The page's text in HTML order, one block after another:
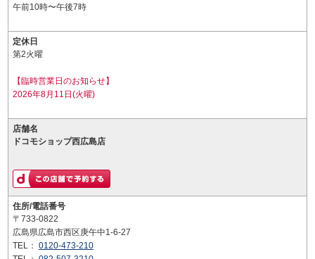
午前10時〜午後7時
定休日
第2火曜
【臨時営業日のお知らせ】
2026年8月11日(火曜)
店舗名
ドコモショップ西広島店
住所/電話番号
〒733-0822
広島県広島市西区庚午中1-6-27
TEL： 0120-473-210